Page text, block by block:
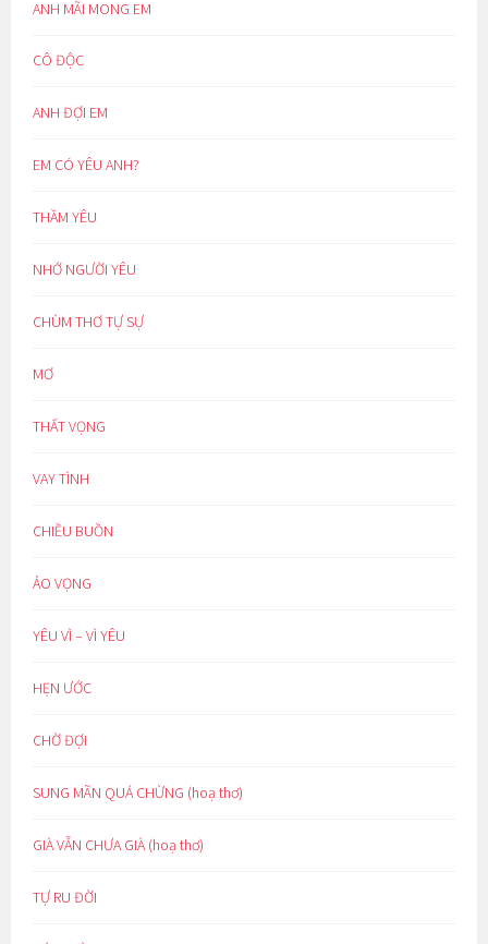
ANH MÃI MONG EM
CÔ ĐỘC
ANH ĐỢI EM
EM CÓ YÊU ANH?
THẦM YÊU
NHỚ NGƯỜI YÊU
CHÙM THƠ TỰ SỰ
MƠ
THẤT VỌNG
VAY TÌNH
CHIỀU BUỒN
ẢO VỌNG
YÊU VÌ – VÌ YÊU
HẸN ƯỚC
CHỜ ĐỢI
SUNG MÃN QUÁ CHỪNG (hoạ thơ)
GIÀ VẪN CHƯA GIÀ (hoạ thơ)
TỰ RU ĐỜI